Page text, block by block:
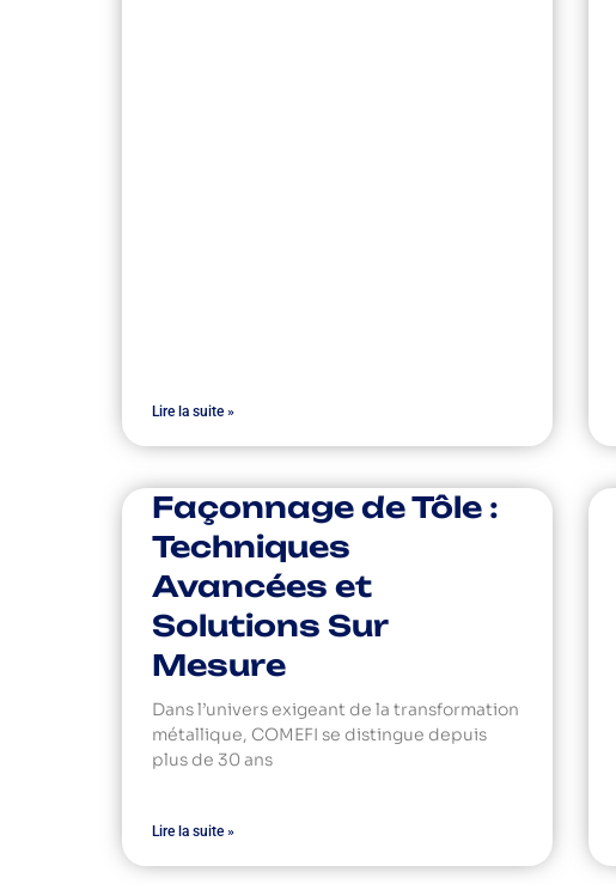
Lire la suite »
Façonnage de Tôle :
Techniques
Avancées et
Solutions Sur
Mesure
Dans l’univers exigeant de la transformation
métallique, COMEFI se distingue depuis
plus de 30 ans
Lire la suite »